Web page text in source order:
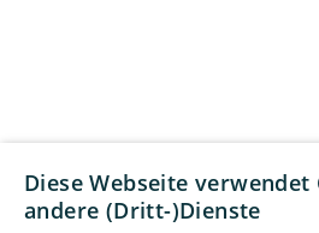
Diese Webseite verwendet
andere (Dritt-)Dienste